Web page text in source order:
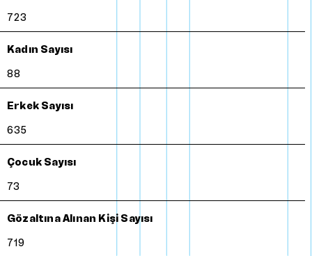
723
Kadın Sayısı
88
Erkek Sayısı
635
Çocuk Sayısı
73
Gözaltına Alınan Kişi Sayısı
719